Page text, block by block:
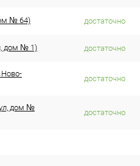
№ 64) достаточно
дом № 1) достаточно
Ново-
достаточно
дом №
достаточно